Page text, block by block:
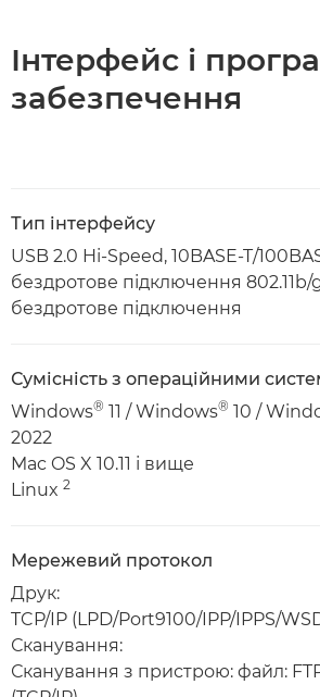
Інтерфейс і
забезпечення
Тип інтерфейсу
USB 2.0 Hi-Speed, 10BASE-T/
бездротове підключення
бездротове підключення
Сумісність з операційними
Windows® 11 / Windows® 10 /
2022
Mac OS X 10.11 і вище
Linux 2
Мережевий протокол
Друк:
TCP/IP (LPD/Port9100/IPP/IPPS/
Сканування:
Сканування з пристрою: файл: